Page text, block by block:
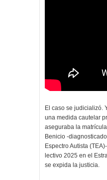
El caso se judicializó.
una medida cautelar
aseguraba la
Benicio -
Espectro Autista
lectivo 2025 en el
se expida la justicia.